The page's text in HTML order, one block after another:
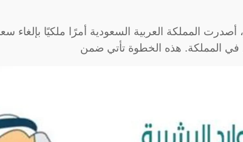
في المملكة. هذه الخطوة تأتي ضمن